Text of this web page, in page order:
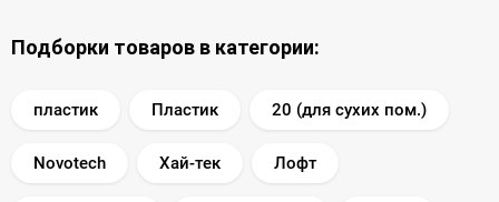
Подборки товаров в категории:
пластик Пластик 20 (для сухих пом.)
Novotech Хай-тек Лофт